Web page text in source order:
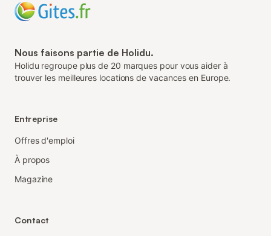
Nous faisons partie de Holidu.
Holidu regroupe plus de 20 marques pour vous aider à
trouver les meilleures locations de vacances en Europe.
Entreprise
Offres d'emploi
À propos
Magazine
Contact